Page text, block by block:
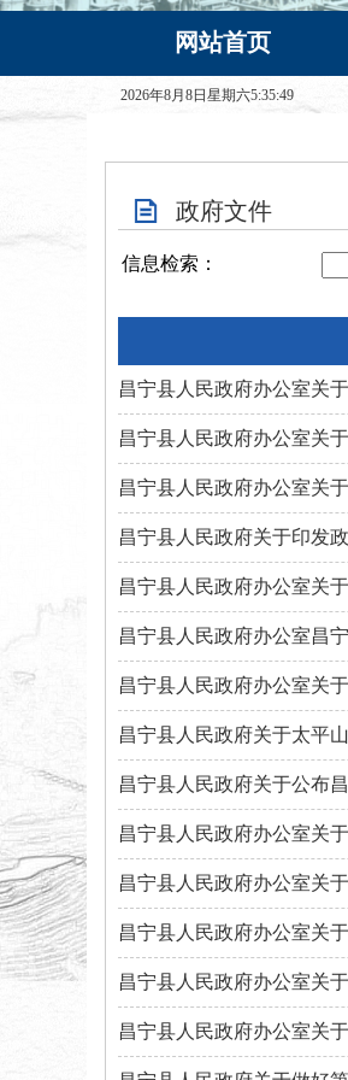
网站首页
2026年8月8日星期六5:35:49
政府文件
信息检索：
昌宁县人民政府办公室关
昌宁县人民政府关于印发
昌宁县人民政府关于太平
昌宁县人民政府关于公布
昌宁县人民政府办公室关